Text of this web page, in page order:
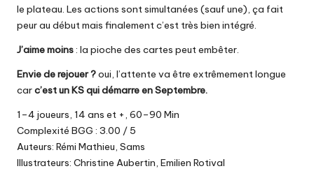
le plateau. Les actions sont simultanées (sauf une), ça fait
peur au début mais finalement c’est très bien intégré.
J’aime moins: la pioche des cartes peut embêter.
Envie de rejouer ?oui, l’attente va être extrêmement longue
carc’est unKS qui démarre en Septembre.
1–4 joueurs, 14 ans et +, 60–90 Min
Complexité BGG : 3.00 / 5
Auteurs: Rémi Mathieu, Sams
Illustrateurs: Christine Aubertin, Emilien Rotival